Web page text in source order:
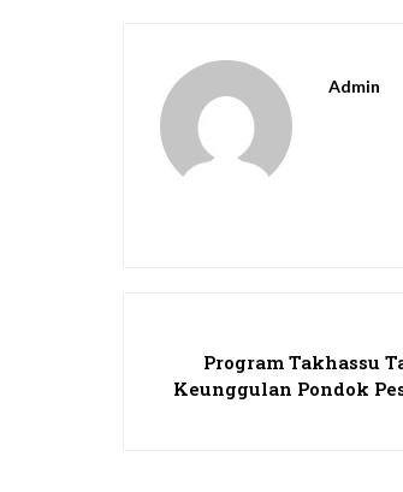
Admin
Program Takhassu
Keunggulan Pondok